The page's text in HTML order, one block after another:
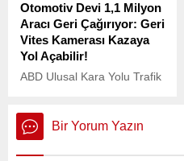
Otomotiv Devi 1,1 Milyon
Aracı Geri Çağırıyor: Geri
Vites Kamerası Kazaya
Yol Açabilir!
ABD Ulusal Kara Yolu Trafik
gösteren büyük bir otomotiv
üreticisinin ciddi bir yazılım
hatası nedeniyle 1 milyon
Bir Yorum Yazın